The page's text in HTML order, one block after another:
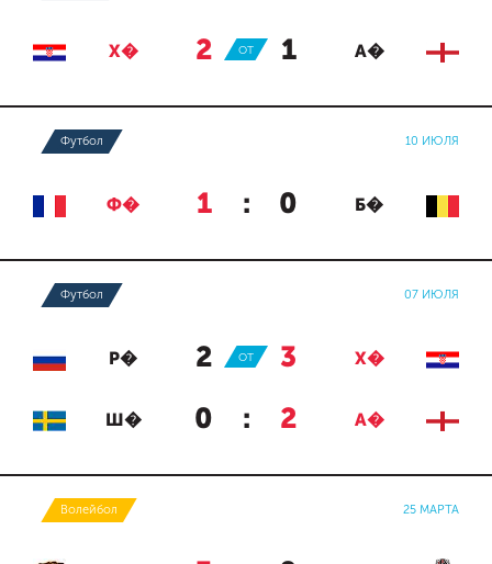
Х� 2 : 1 А�
ОТ
Футбол 10 ИЮЛЯ
Ф� 1 : 0 Б�
Футбол 07 ИЮЛЯ
Р� 2 : 3 Х�
ОТ
Ш� 0 : 2 А�
Волейбол 25 МАРТА